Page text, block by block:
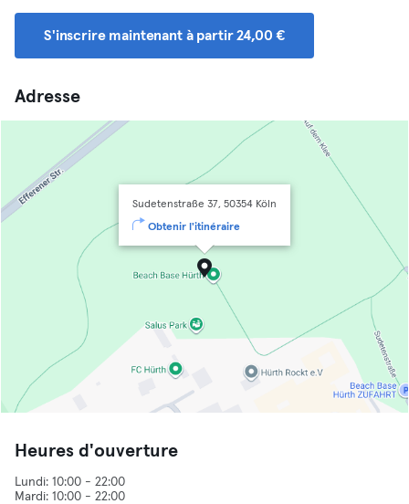
S'inscrire maintenant à partir 24,00 €
Adresse
Sudetenstraße 37, 50354 Köln
Obtenir l'itinéraire
Heures d'ouverture
Lundi: 10:00 - 22:00
Mardi: 10:00 - 22:00